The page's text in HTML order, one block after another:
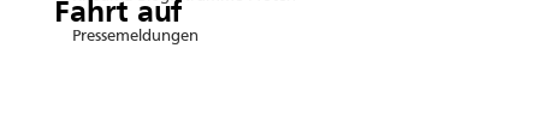
Pressemeldungen
Fahrt auf